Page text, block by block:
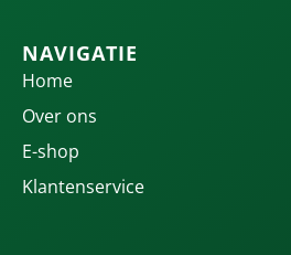
NAVIGATIE
Home
Over ons
E-shop
Klantenservice